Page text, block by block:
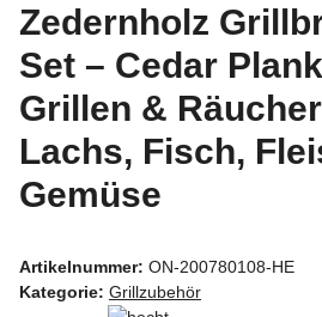
Zedernholz
Set – Cedar
Grillen &
Lachs, Fisch,
Gemüse
Artikelnummer: ON-200780108-HE
Kategorie: Grillzubehör